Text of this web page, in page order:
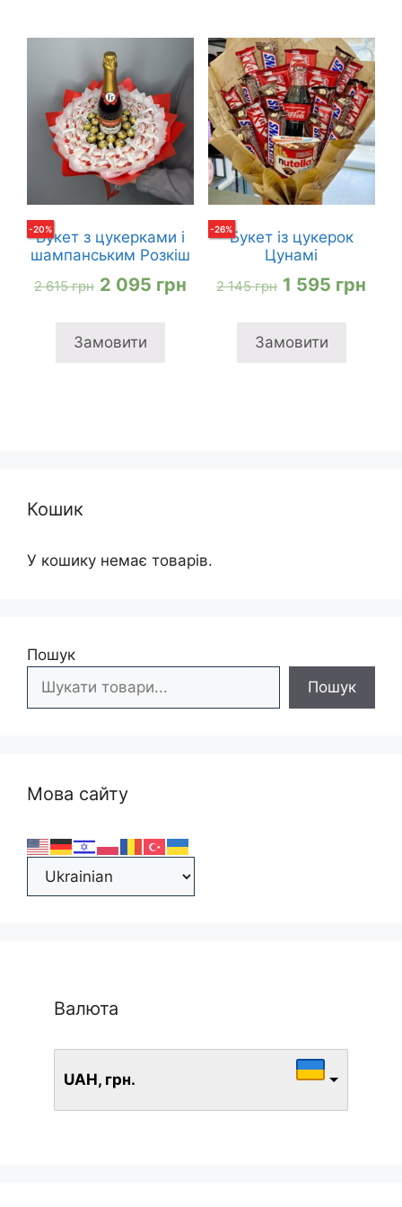
-20%
Букет з цукерками і
шампанським Розкіш
2 615грн Оригінальна
2
2 095 грн Поточна
Замовити
-26%Букет із цукерок
Цунамі
2 145грн Оригінальна
2
1 595 грн
Замовити
Кошик
У кошику немає товарів.
Пошук
Пошук
Мова сайту
Валюта
UAH, грн.